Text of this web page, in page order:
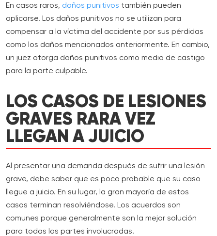
En casos raros, daños punitivos también pueden
aplicarse. Los daños punitivos no se utilizan para
compensar a la víctima del accidente por sus pérdidas
como los daños mencionados anteriormente. En cambio,
un juez otorga daños punitivos como medio de castigo
para la parte culpable.
LOS CASOS DE LESIONES
GRAVES RARA VEZ
LLEGAN A JUICIO
Al presentar una demanda después de sufrir una lesión
grave, debe saber que es poco probable que su caso
llegue a juicio. En su lugar, la gran mayoría de estos
casos terminan resolviéndose. Los acuerdos son
comunes porque generalmente son la mejor solución
para todas las partes involucradas.